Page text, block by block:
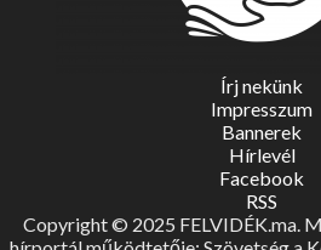
Írj nekünk
Impresszum
Bannerek
Hírlevél
Facebook
RSS
Copyright © 2025 FELVIDÉK.ma.